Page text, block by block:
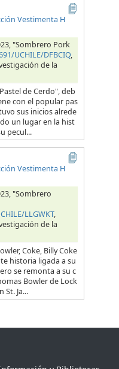
Vestimenta H
"Sombrero Pork
UCHILE/DFBCIQ,
de la
de Cerdo", deb
con el popular pas
sus inicios alrede
un lugar en la hist
pecul...
Vestimenta H
"Sombrero
LLGWKT,
de la
Coke, Billy Coke
historia ligada a su
se remonta a su c
Bowler de Lock
Ja...